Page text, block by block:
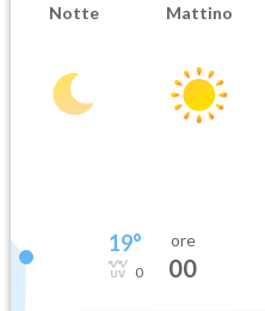
Notte Mattino
19°
0
ore
00